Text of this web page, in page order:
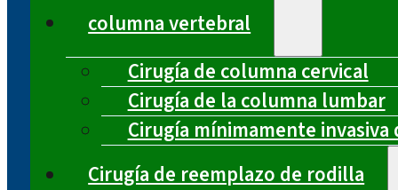
columna vertebral
Cirugía de columna cervical
Cirugía de la columna lumbar
Cirugía mínimamente
Cirugía de reemplazo de rodilla